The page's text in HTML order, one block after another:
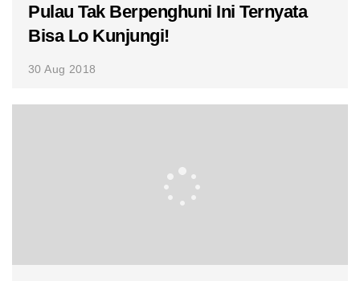
Pulau Tak Berpenghuni Ini Ternyata
Bisa Lo Kunjungi!
30 Aug 2018